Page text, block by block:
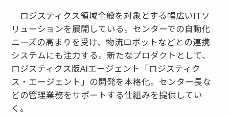
ロジスティクス領域全般を対象とする幅広いITソ
リューションを展開している。センターでの自動化
ニーズの高まりを受け、物流ロボットなどとの連携
システムにも注力する。新たなプロダクトとして、
ロジスティクス版AIエージェント「ロジスティク
ス・エージェント」の開発を本格化。センター長な
どの管理業務をサポートする仕組みを提供してい
く。